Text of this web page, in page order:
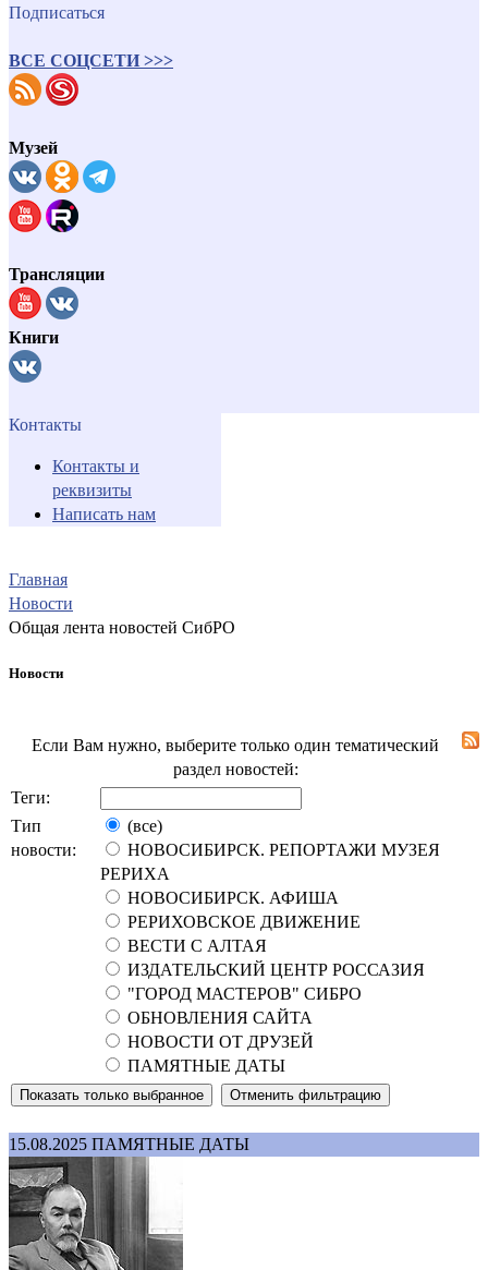
Подписаться
ВСЕ СОЦСЕТИ >>>
Музей
Трансляции
Книги
Контакты
Контакты и
реквизиты
Написать нам
Главная
Новости
Общая лента новостей СибРО
Новости
Если Вам нужно, выберите только один тематический
раздел новостей:
Теги:
Тип
новости:
(все)
НОВОСИБИРСК. РЕПОРТАЖИ МУЗЕЯ
РЕРИХА
НОВОСИБИРСК. АФИША
РЕРИХОВСКОЕ ДВИЖЕНИЕ
ВЕСТИ С АЛТАЯ
ИЗДАТЕЛЬСКИЙ ЦЕНТР РОССАЗИЯ
"ГОРОД МАСТЕРОВ" СИБРО
ОБНОВЛЕНИЯ САЙТА
НОВОСТИ ОТ ДРУЗЕЙ
ПАМЯТНЫЕ ДАТЫ
15.08.2025 ПАМЯТНЫЕ ДАТЫ